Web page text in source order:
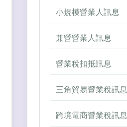
小規模營業人訊息
兼營營業人訊息
營業稅扣抵訊息
三角貿易營業稅訊息
跨境電商營業稅訊息